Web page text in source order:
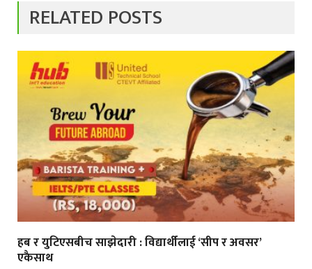
RELATED POSTS
हब र युटिएसबीच साझेदारी : विद्यार्थीलाई ‘सीप र अवसर’
एकैसाथ